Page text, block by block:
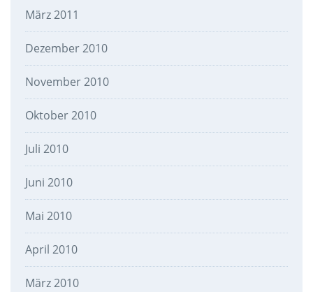
März 2011
Dezember 2010
November 2010
Oktober 2010
Juli 2010
Juni 2010
Mai 2010
April 2010
März 2010